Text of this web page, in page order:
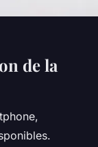
de la